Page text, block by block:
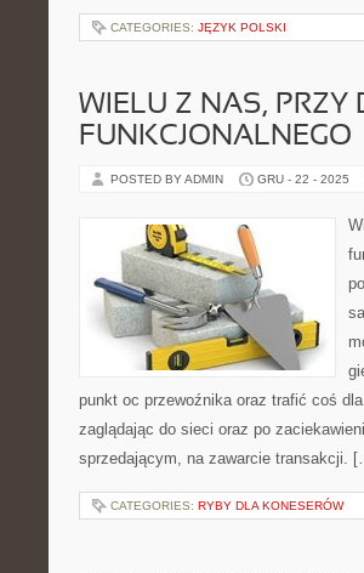
CATEGORIES: JĘZYK POLSKI
WIELU Z NAS, PRZY
FUNKCJONALNEGO
POSTED BY ADMIN GRU - 22 - 2025
punkt oc przewoźnika oraz trafić coś
zaglądając do sieci oraz po
sprzedającym, na zawarcie transakcji.
CATEGORIES: RYBY DLA KONESERÓW